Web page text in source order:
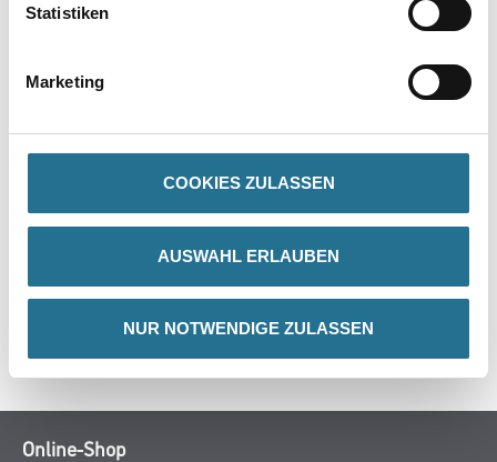
Statistiken
Marketing
COOKIES ZULASSEN
AUSWAHL ERLAUBEN
NUR NOTWENDIGE ZULASSEN
Achtung
GEFAHRENHINWEISE
Online-Shop